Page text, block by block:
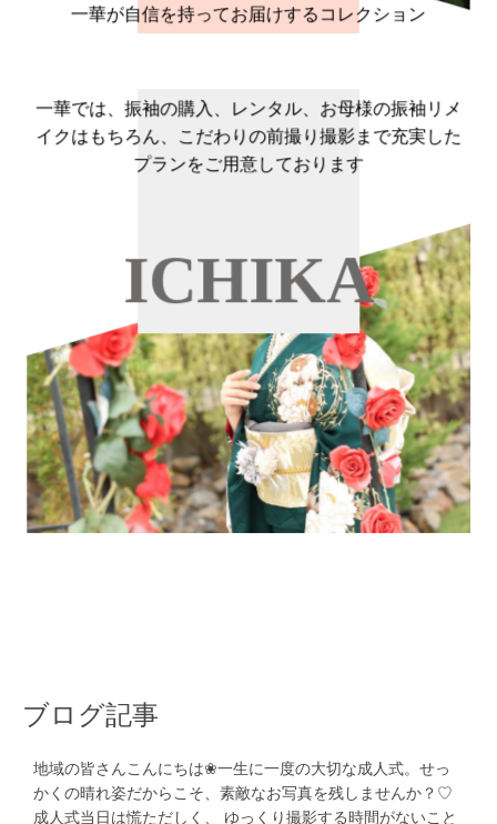
一華が自信を持ってお届けするコレクション
ICHIKA
一華では、振袖の購入、レンタル、お母様の振袖リメ
イクはもちろん、こだわりの前撮り撮影まで充実した
プランをご用意しております
ブログ記事
地域の皆さんこんにちは❀一生に一度の大切な成人式。せっ
かくの晴れ姿だからこそ、素敵なお写真を残しませんか？♡
成人式当日は慌ただしく、 ゆっくり撮影する時間がないこと